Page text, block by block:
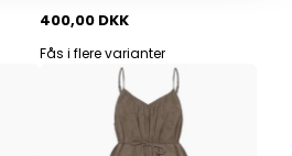
400,00 DKK
Fås i flere varianter